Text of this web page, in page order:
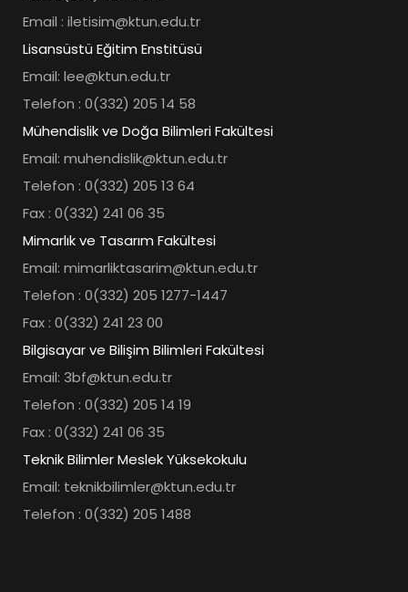
Email : iletisim@ktun.edu.tr
Lisansüstü Eğitim Enstitüsü
Email: lee@ktun.edu.tr
Telefon : 0(332) 205 14 58
Mühendislik ve Doğa Bilimleri Fakültesi
Email: muhendislik@ktun.edu.tr
Telefon : 0(332) 205 13 64
Fax : 0(332) 241 06 35
Mimarlık ve Tasarım Fakültesi
Email: mimarliktasarim@ktun.edu.tr
Telefon : 0(332) 205 1277-1447
Fax : 0(332) 241 23 00
Bilgisayar ve Bilişim Bilimleri Fakültesi
Email: 3bf@ktun.edu.tr
Telefon : 0(332) 205 14 19
Fax : 0(332) 241 06 35
Teknik Bilimler Meslek Yüksekokulu
Email: teknikbilimler@ktun.edu.tr
Telefon : 0(332) 205 1488